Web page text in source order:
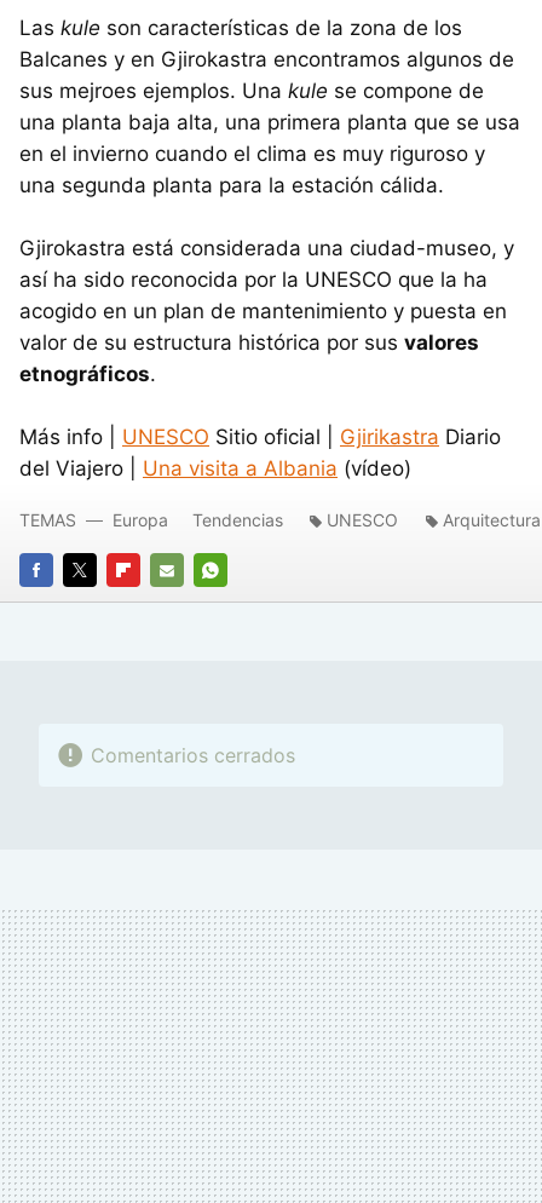
Las kule son características de la zona de los
Balcanes y en Gjirokastra encontramos algunos de
sus mejroes ejemplos. Una kule se compone de
una planta baja alta, una primera planta que se usa
en el invierno cuando el clima es muy riguroso y
una segunda planta para la estación cálida.
Gjirokastra está considerada una ciudad-museo, y
así ha sido reconocida por la UNESCO que la ha
acogido en un plan de mantenimiento y puesta en
valor de su estructura histórica por sus valores
etnográficos.
Más info | UNESCO Sitio oficial | Gjirikastra Diario
del Viajero | Una visita a Albania (vídeo)
FACEBOOK
TWITTERFLIPBOARD
E-
WHATSAPP
TEMAS Europa Tendencias UNESCO Arquitectura
Comentarios cerrados